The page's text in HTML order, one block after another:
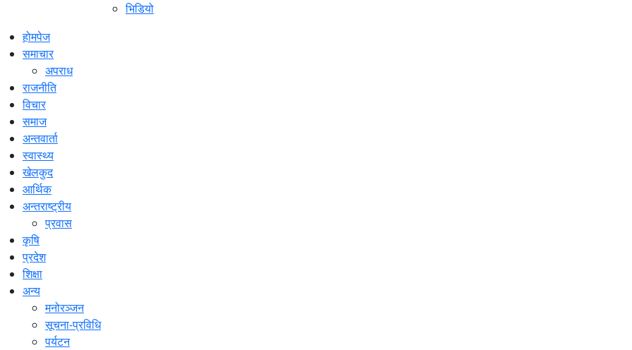
भिडियो
होमपेज
समाचार
अपराध
राजनीति
विचार
समाज
अन्तवार्ता
स्वास्थ्य
खेलकुद
आर्थिक
अन्तराष्ट्रीय
प्रवास
कृषि
प्रदेश
शिक्षा
अन्य
मनोरञ्जन
सूचना-प्रविधि
पर्यटन